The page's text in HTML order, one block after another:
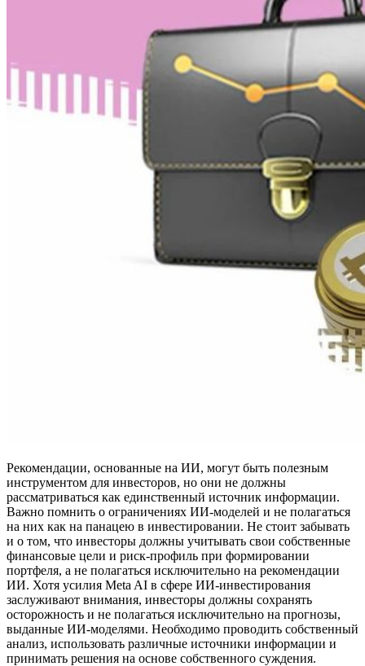
Рекомендации, основанные на ИИ, могут быть полезным
инструментом для инвесторов, но они не должны
рассматриваться как единственный источник информации.
Важно помнить о ограничениях ИИ-моделей и не полагаться
на них как на панацею в инвестировании. Не стоит забывать
и о том, что инвесторы должны учитывать свои собственные
финансовые цели и риск-профиль при формировании
портфеля, а не полагаться исключительно на рекомендации
ИИ. Хотя усилия Meta AI в сфере ИИ-инвестирования
заслуживают внимания, инвесторы должны сохранять
осторожность и не полагаться исключительно на прогнозы,
выданные ИИ-моделями. Необходимо проводить собственный
анализ, использовать различные источники информации и
принимать решения на основе собственного суждения.